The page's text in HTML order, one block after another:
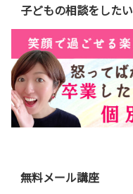
子どもの相談をしたい
無料メール講座